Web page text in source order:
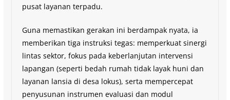
pusat layanan terpadu.
Guna memastikan gerakan ini berdampak nyata, ia
memberikan tiga instruksi tegas: memperkuat sinergi
lintas sektor, fokus pada keberlanjutan intervensi
lapangan (seperti bedah rumah tidak layak huni dan
layanan lansia di desa lokus), serta mempercepat
penyusunan instrumen evaluasi dan modul